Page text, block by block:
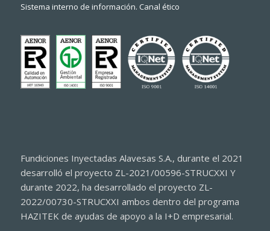
Sistema interno de información. Canal ético
Fundiciones Inyectadas Alavesas S.A., durante el 2021
desarrolló el proyecto ZL-2021/00596-STRUCXXI Y
durante 2022, ha desarrollado el proyecto ZL-
2022/00730-STRUCXXI ambos dentro del programa
HAZITEK de ayudas de apoyo a la I+D empresarial.